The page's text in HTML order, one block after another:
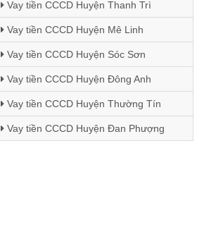
Vay tiền CCCD Huyện Thanh Trì
Vay tiền CCCD Huyện Mê Linh
Vay tiền CCCD Huyện Sóc Sơn
Vay tiền CCCD Huyện Đông Anh
Vay tiền CCCD Huyện Thường Tín
Vay tiền CCCD Huyện Đan Phượng